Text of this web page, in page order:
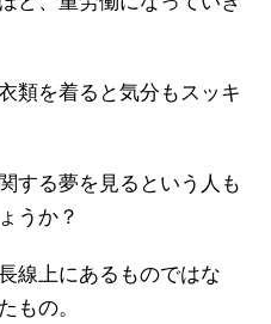
類を着ると気分もスッキ
する夢を見るという人も
うか？
線上にあるものではな
もの。